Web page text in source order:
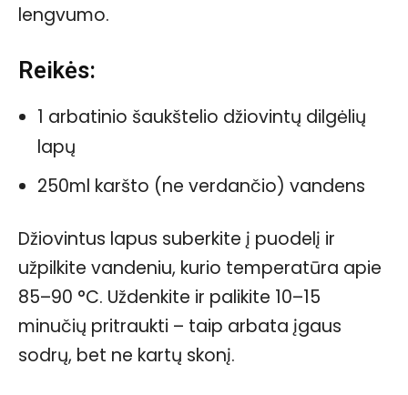
lengvumo.
Reikės:
1 arbatinio šaukštelio džiovintų dilgėlių
lapų
250ml karšto (ne verdančio) vandens
Džiovintus lapus suberkite į puodelį ir
užpilkite vandeniu, kurio temperatūra apie
85–90 °C. Uždenkite ir palikite 10–15
minučių pritraukti – taip arbata įgaus
sodrų, bet ne kartų skonį.